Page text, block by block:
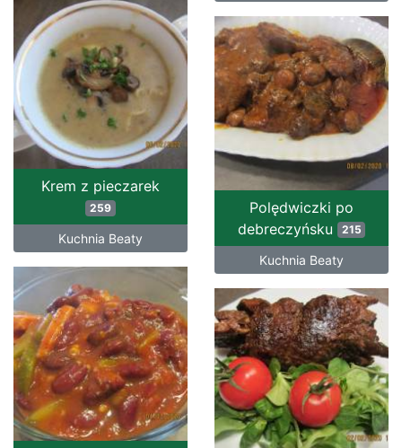
Krem z pieczarek
259
Kuchnia Beaty
Polędwiczki po
debreczyńsku
215
Kuchnia Beaty